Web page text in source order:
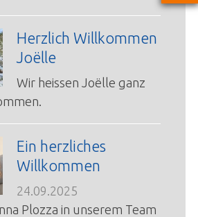
Herzlich Willkommen
Joëlle
Wir heissen Joëlle ganz
Ein herzliches
Willkommen
24.09.2025
Plozza in unserem Team